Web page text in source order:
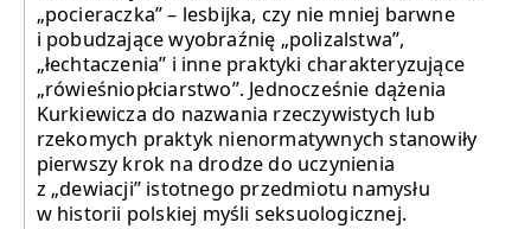
„pocieraczka” – lesbijka, czy nie mniej barwne
i pobudzające wyobraźnię „polizalstwa”,
„łechtaczenia” i inne praktyki charakteryzujące
„rówieśniopłciarstwo”. Jednocześnie dążenia
Kurkiewicza do nazwania rzeczywistych lub
rzekomych praktyk nienormatywnych stanowiły
pierwszy krok na drodze do uczynienia
z „dewiacji” istotnego przedmiotu namysłu
w historii polskiej myśli seksuologicznej.